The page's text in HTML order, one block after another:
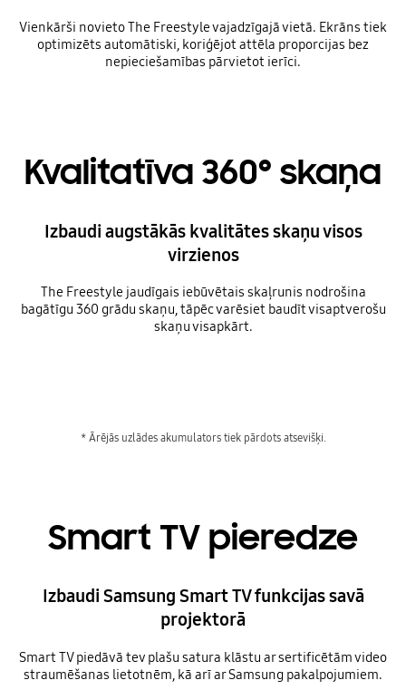
Vienkārši novieto The Freestyle vajadzīgajā vietā. Ekrāns tiek
optimizēts automātiski, koriģējot attēla proporcijas bez
nepieciešamības pārvietot ierīci.
Kvalitatīva 360° skaņa
Izbaudi augstākās kvalitātes skaņu visos
virzienos
The Freestyle jaudīgais iebūvētais skaļrunis nodrošina
bagātīgu 360 grādu skaņu, tāpēc varēsiet baudīt visaptverošu
skaņu visapkārt.
* Ārējās uzlādes akumulators tiek pārdots atsevišķi.
Smart TV pieredze
Izbaudi Samsung Smart TV funkcijas savā
projektorā
Smart TV piedāvā tev plašu satura klāstu ar sertificētām video
straumēšanas lietotnēm, kā arī ar Samsung pakalpojumiem.